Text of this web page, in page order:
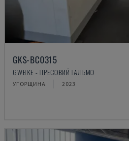
GKS-BC0315
GWEIKE - ПРЕСОВИЙ ГАЛЬМО
УГОРЩИНА 2023